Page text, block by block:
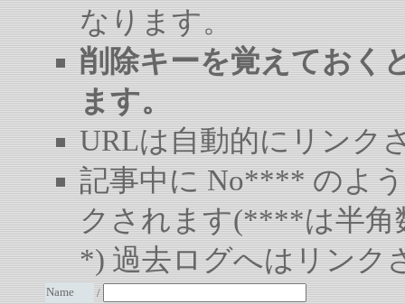
なります。
削除キーを覚えておく
ます。
URLは自動的にリンク
記事中に No**** のよ
クされます(****は半角
*) 過去ログへはリンク
Name
/